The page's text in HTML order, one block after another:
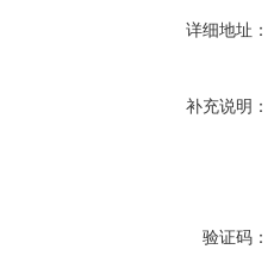
详细地址：
补充说明：
验证码：